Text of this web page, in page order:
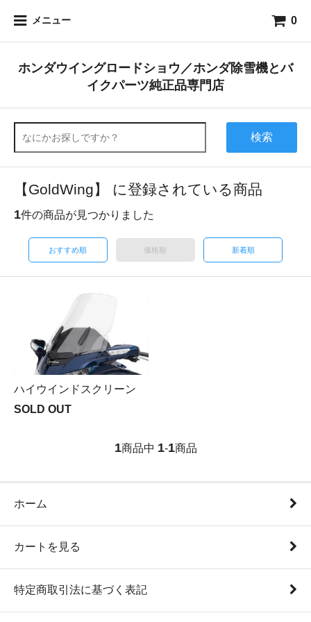
メニュー 0
ホンダウイングロードショウ／ホンダ除雪機とバ
イクパーツ純正品専門店
検索
【GoldWing】 に登録されている商品
1件の商品が見つかりました
おすすめ順 価格順 新着順
ハイウインドスクリーン
SOLD OUT
1商品中 1-1商品
ホーム
カートを見る
特定商取引法に基づく表記